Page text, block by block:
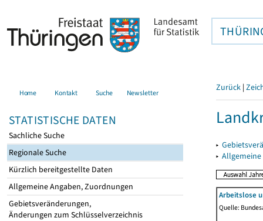
Home Kontakt Suche Newsletter
STATISTISCHE DATEN
Sachliche Suche
Regionale Suche
Kürzlich bereitgestellte Daten
Allgemeine Angaben, Zuordnungen
Gebietsveränderungen,
Änderungen zum Schlüsselverzeichnis
Zurück |
▸
▸
Arbeitslose
Quelle: